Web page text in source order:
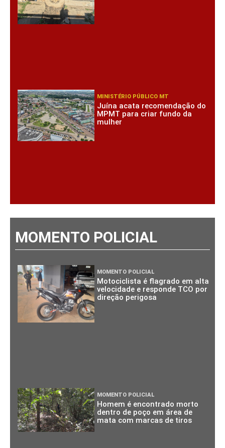
MINISTÉRIO PÚBLICO MT
Juína acata recomendação do
MPMT para criar fundo da
mulher
MOMENTO POLICIAL
MOMENTO POLICIAL
Motociclista é flagrado em alta
velocidade e responde TCO por
direção perigosa
MOMENTO POLICIAL
Homem é encontrado morto
dentro de poço em área de
mata com marcas de tiros